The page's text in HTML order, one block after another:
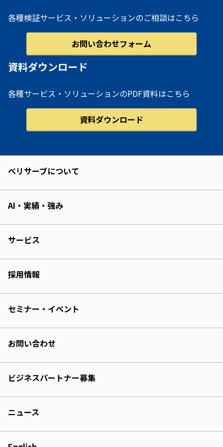
各種検証サービス・ソリューションのご相談はこちら
お問い合わせフォーム
資料ダウンロード
各種サービス・ソリューションのPDF資料はこちら
資料ダウンロード
ベリサーブについて
AI・実績・強み
サービス
採用情報
セミナー・イベント
お問い合わせ
ビジネスパートナー募集
ニュース